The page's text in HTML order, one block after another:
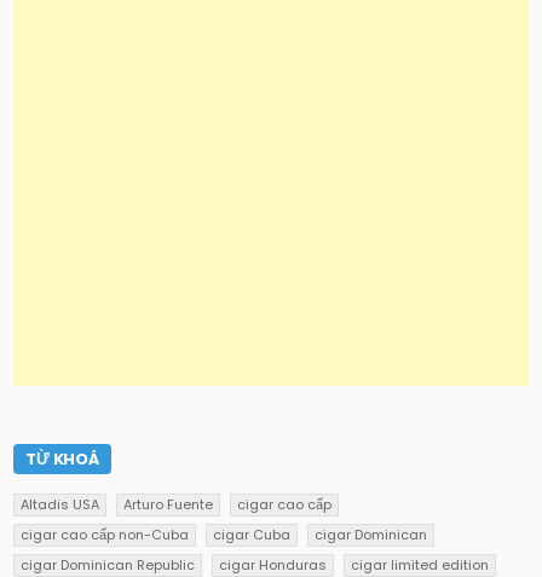
TỪ KHOÁ
Altadis USA Arturo Fuente
cigar cao cấp
cigar cao cấp non-Cuba
cigar Cuba
cigar Dominican
cigar Dominican Republic
cigar Honduras
cigar limited edition